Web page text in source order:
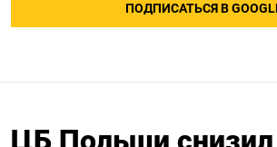
ПОДПИСАТЬСЯ В